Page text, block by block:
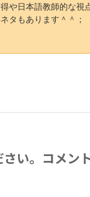
や日本語教師的な視
タもあります＾＾；
い。コメン